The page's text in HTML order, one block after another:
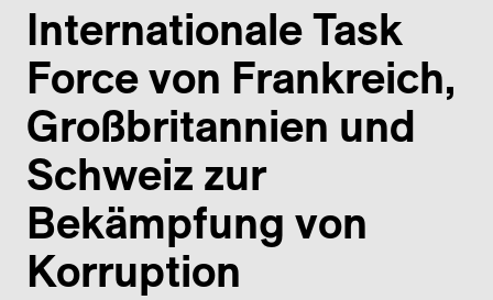
Internationale Task
Force von Frankreich,
Großbritannien und
Schweiz zur
Bekämpfung von
Korruption